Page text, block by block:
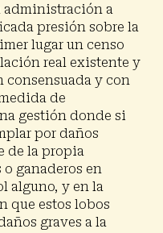
administración a
presión sobre la
lugar un censo
real existente y
consensuada y con
de
gestión donde si
por daños
de la propia
ganaderos en
alguno, y en la
que estos lobos
graves a la